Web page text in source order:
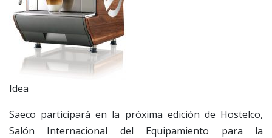
Idea
Saeco participará en la próxima edición de Hostelco,
Salón Internacional del Equipamiento para la